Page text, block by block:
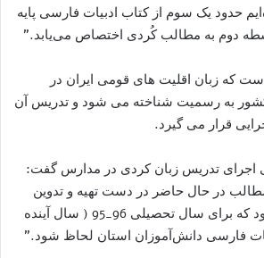
حدود یک سوم از کتاب ادبیات فارسی پایه
دوم به مطالب کُردی اختصاص می‌یابد.”
است که زبان اقلیت های قومی ایران در
به رسمیت شناخته می شود و تدریس آن
قرار می گیرد.
اجرای تدریس زبان کردی در مدارس گفت:
مطالب در حال حاضر در دست تهیه و تدوین
است پیش بینی می‌شود که برای سال تحصیلی 96_95 ( سال آینده
فارسی دانش‌آموزان استان لحاظ شود.”